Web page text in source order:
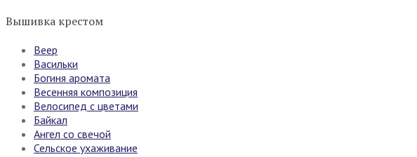
Вышивка крестом
Веер
Васильки
Богиня аромата
Весенняя композиция
Велосипед с цветами
Байкал
Ангел со свечой
Сельское ухаживание